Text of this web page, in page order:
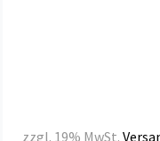
zzgl. 19% MwSt.